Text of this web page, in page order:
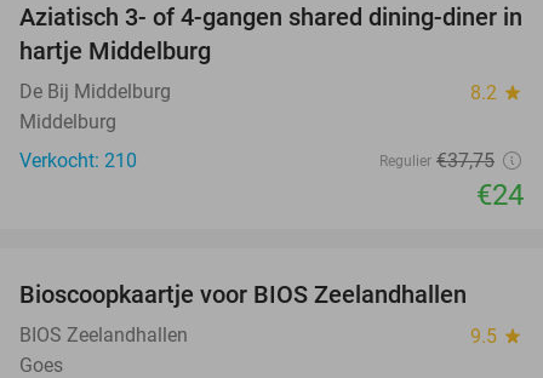
36%
Aziatisch 3- of 4-gangen shared dining-diner in
hartje Middelburg
De Bij Middelburg 8.2 star
Middelburg
Verkocht: 210
Regulier €37,75
€24
Bioscoopkaartje voor BIOS Zeelandhallen
BIOS Zeelandhallen 9.5 star
Goes